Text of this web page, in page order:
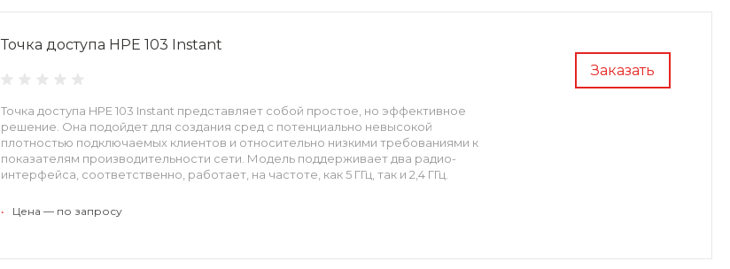
Заказать
Точка доступа HPE 103 Instant
Точка доступа HPE 103 Instant представляет собой простое, но эффективное
решение. Она подойдет для создания сред с потенциально невысокой
плотностью подключаемых клиентов и относительно низкими требованиями к
показателям производительности сети. Модель поддерживает два радио-
интерфейса, соответственно, работает, на частоте, как 5 ГГц, так и 2,4 ГГц.
• Цена — по запросу